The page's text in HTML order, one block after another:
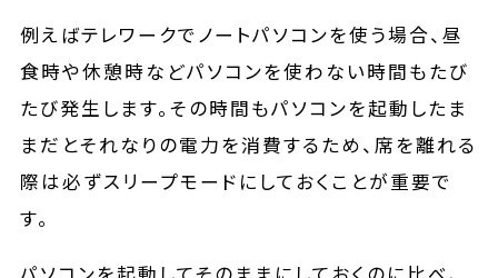
例えばテレワークでノートパソコンを使う場合、昼
食時や休憩時などパソコンを使わない時間もたび
たび発生します。その時間もパソコンを起動したま
まだとそれなりの電力を消費するため、席を離れる
際は必ずスリープモードにしておくことが重要で
す。